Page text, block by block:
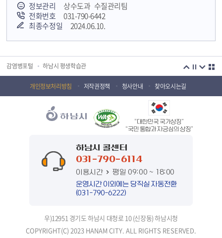
정보관리
상수도과 수질관리팀
전화번호
031-790-6442
최종수정일
2024.06.10.
국민안전교육플랫폼
경기도 오늘의 기회 하남시청소년상담복지센터
하남혁신교육지구 huic 하남도시공사
하남종합운동장 국민체육센터 하남문화재단 하남역사박물관
하남시 가족센터
하남시정신건강복지센터
하남시환경교육센터
하남시 장애인 무료법률 상담센터 경기도의회 하남상담소
경기바로
경기도남한산성세계유산센터
개인정보처리방침 저작권정책 청사안내 찾아오시는길
우)12951 경기도 하남시 대청로 10 (신장동) 하남시청
COPYRIGHT(C) 2023 HANAM CITY. ALL RIGHTS RESERVED.
하남시 콜센터
031-790-6114
이용시간
평일 09:00 ~ 18:00
운영시간 이외에는 당직실 자동전환
(031-790-6222)
“대한민국 국가상징”
“국민 통합과 자긍심의 상징”